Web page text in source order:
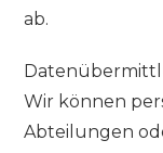
ab.
Wir können
Abteilungen